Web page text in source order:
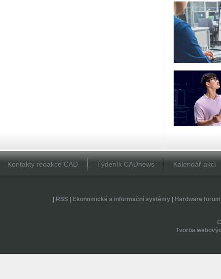
Kontakty redakce CAD Týdeník CADnews Kalendář akcí
RSS| Ekonomické a informační systémy| Hardware forum
Tvorba